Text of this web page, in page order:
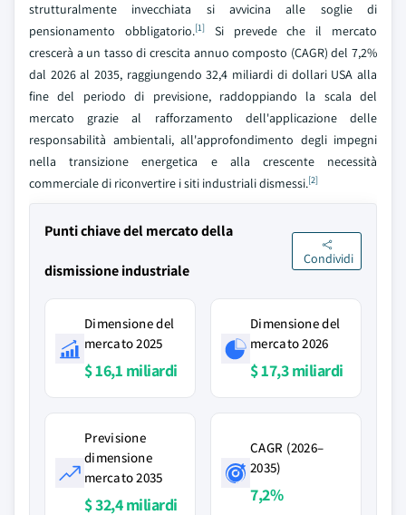
strutturalmente invecchiata si avvicina alle soglie di
pensionamento obbligatorio.[1]Si prevede che il mercato
crescerà a un tasso di crescita annuo composto (CAGR) del 7,2%
dal 2026 al 2035, raggiungendo 32,4 miliardi di dollari USA alla
fine del periodo di previsione, raddoppiando la scala del
mercato grazie al rafforzamento dell'applicazione delle
responsabilità ambientali, all'approfondimento degli impegni
nella transizione energetica e alla crescente necessità
commerciale di riconvertire i siti industriali dismessi.[2]
Punti chiave del mercato della
dismissione industriale
Condividi
Dimensione del
mercato 2025
$ 16,1 miliardi
Dimensione del
mercato 2026
$ 17,3 miliardi
Previsione
dimensione
mercato 2035
$ 32,4 miliardi
CAGR (2026–
2035)
7,2%